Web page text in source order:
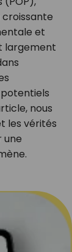
et
largement
nous
les vérités
une